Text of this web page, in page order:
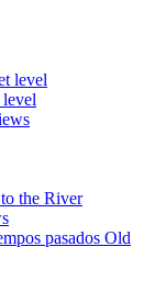
level
the River
pasados Old